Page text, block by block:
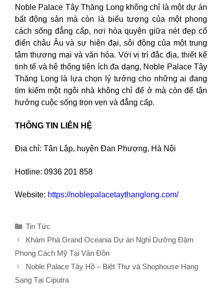
Noble Palace Tây Thăng Long không chỉ là một dự án
bất động sản mà còn là biểu tượng của một phong
cách sống đẳng cấp, nơi hòa quyện giữa nét đẹp cổ
điển châu Âu và sự hiện đại, sôi động của một trung
tâm thương mại và văn hóa. Với vị trí đắc địa, thiết kế
tinh tế và hệ thống tiện ích đa dạng, Noble Palace Tây
Thăng Long là lựa chọn lý tưởng cho những ai đang
tìm kiếm một ngôi nhà không chỉ để ở mà còn để tận
hưởng cuộc sống trọn vẹn và đẳng cấp.
THÔNG TIN LIÊN HỆ
Địa chỉ: Tân Lập, huyện Đan Phượng, Hà Nội
Hotline: 0936 201 858
Website: https://noblepalacetaythanglong.com/
Danh
mục
Tin Tức
Khám Phá Grand Oceania Dự án Nghỉ Dưỡng Đậm
Phong Cách Mỹ Tại Vân Đồn
Noble Palace Tây Hồ – Biệt Thự và Shophouse Hạng
Sang Tại Ciputra